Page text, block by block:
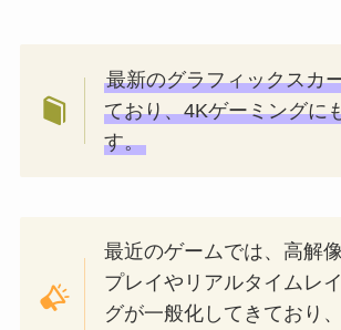
最新のグラフィックスカ
ており、4Kゲーミングに
す。
最近のゲームでは、高解
プレイやリアルタイムレ
グが一般化してきており